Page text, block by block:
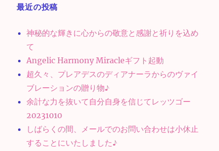
最近の投稿
神秘的な輝きに心からの敬意と感謝と祈りを込め
て
Angelic Harmony Miracleギフト起動
超久々、プレアデスのディアナーラからのヴァイ
ブレーションの贈り物♪
余計な力を抜いて自分自身を信じてレッツゴー
20231010
しばらくの間、メールでのお問い合わせは小休止
することにいたしました♪